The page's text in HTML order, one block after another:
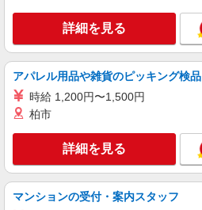
詳細を見る
アパレル用品や雑貨のピッキング検品
時給 1,200円〜1,500円
柏市
詳細を見る
マンションの受付・案内スタッフ